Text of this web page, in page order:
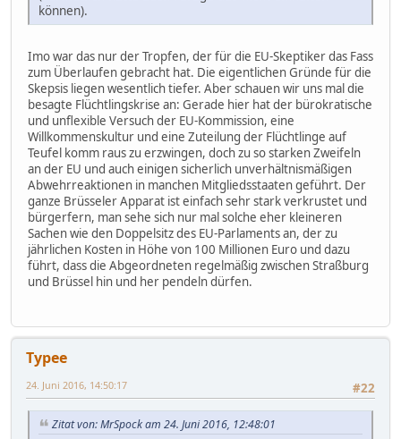
können).
Imo war das nur der Tropfen, der für die EU-Skeptiker das Fass
zum Überlaufen gebracht hat. Die eigentlichen Gründe für die
Skepsis liegen wesentlich tiefer. Aber schauen wir uns mal die
besagte Flüchtlingskrise an: Gerade hier hat der bürokratische
und unflexible Versuch der EU-Kommission, eine
Willkommenskultur und eine Zuteilung der Flüchtlinge auf
Teufel komm raus zu erzwingen, doch zu so starken Zweifeln
an der EU und auch einigen sicherlich unverhältnismäßigen
Abwehrreaktionen in manchen Mitgliedsstaaten geführt. Der
ganze Brüsseler Apparat ist einfach sehr stark verkrustet und
bürgerfern, man sehe sich nur mal solche eher kleineren
Sachen wie den Doppelsitz des EU-Parlaments an, der zu
jährlichen Kosten in Höhe von 100 Millionen Euro und dazu
führt, dass die Abgeordneten regelmäßig zwischen Straßburg
und Brüssel hin und her pendeln dürfen.
Typee
#22
24. Juni 2016, 14:50:17
Zitat von: MrSpock am 24. Juni 2016, 12:48:01